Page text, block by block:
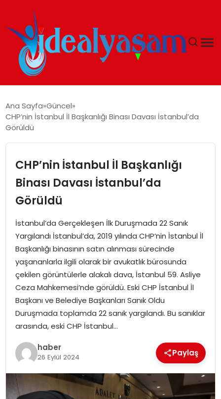
GÜNDEM
İDEAL SPOR
YAŞAM
MAGAZIN
SAĞLIK
SOSYAL HABER
Ana Sayfa Güncel
CHP’nin İstanbul İl Başkanlığı Binası Davası İstanbul’da
Görüldü
CHP’nin İstanbul İl Başkanlığı
Binası Davası İstanbul’da
Görüldü
İstanbul’da Gerçekleşen İlk Duruşmada 22 Sanık
Yargılandı İstanbul’da, 2019 yılında CHP’nin İstanbul İl
Başkanlığı binasının satın alınması sürecinde
yaşananlarla ilgili olarak bir avukatlık bürosunda
çekilen görüntülerle alakalı dava, İstanbul 59. Asliye
Ceza Mahkemesi’nde görüldü. Eski CHP İstanbul İl
Başkanı ve Belediye Başkanları Sanık Oldu
Duruşmada toplamda 22 sanık yargılandı. Bu sanıklar
arasında, eski CHP İstanbul…
haber
26 Eylül 2024 Paylaş